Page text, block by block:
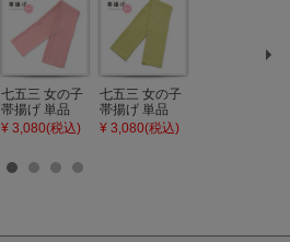
七五三 女の子
帯揚げ 単品
「灰桃色」日
本製 7歳 女児
びあげ 和装 着
【メール便不
¥ 3,080(税込)
七五三 女の子
帯揚げ 単品
「若葉色」日
本製 7歳 女児
【メール便不
¥ 3,080(税込)
【メール便不